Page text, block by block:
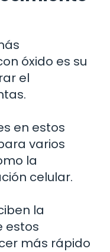
óxido es su
el
en estos
varios
la
celular.
la
estos
más rápido